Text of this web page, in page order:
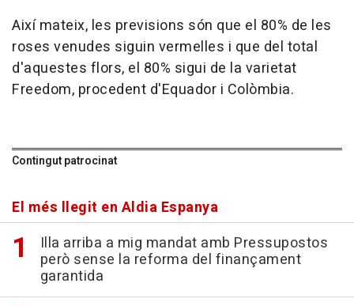
Així mateix, les previsions són que el 80% de les
roses venudes siguin vermelles i que del total
d'aquestes flors, el 80% sigui de la varietat
Freedom, procedent d'Equador i Colòmbia.
Contingut patrocinat
El més llegit en Aldia Espanya
Illa arriba a mig mandat amb Pressupostos
però sense la reforma del finançament
garantida